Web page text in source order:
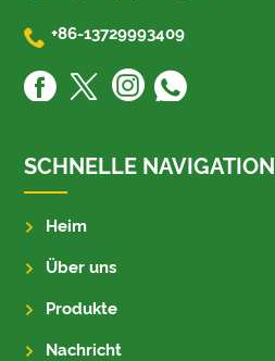
 +86-13729993409
SCHNELLE NAVIGATION
Heim
Über uns
Produkte
Nachricht